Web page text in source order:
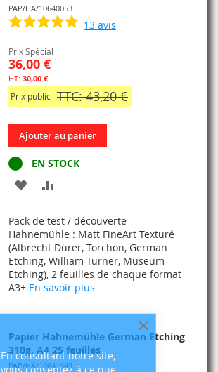
Fermer
En consultant notre site,
vous consentez à ce que
PAP/HA/10640053
13 avis
Prix Spécial
36,00 €
30,00 €
Prix public TTC: 43,20 €
Ajouter au panier
EN STOCK
AJOUTER
MA
LISTE
D’ENVIE
COMPARATEUR
Pack de test / découverte
Hahnemühle : Matt FineArt Texturé
(Albrecht Dürer, Torchon, German
Etching, William Turner, Museum
Etching), 2 feuilles de chaque format
A3+ En savoir plus
Papier Hahnemühle German Etching
310g, A4 25 feuilles
PAP/HA/10641643